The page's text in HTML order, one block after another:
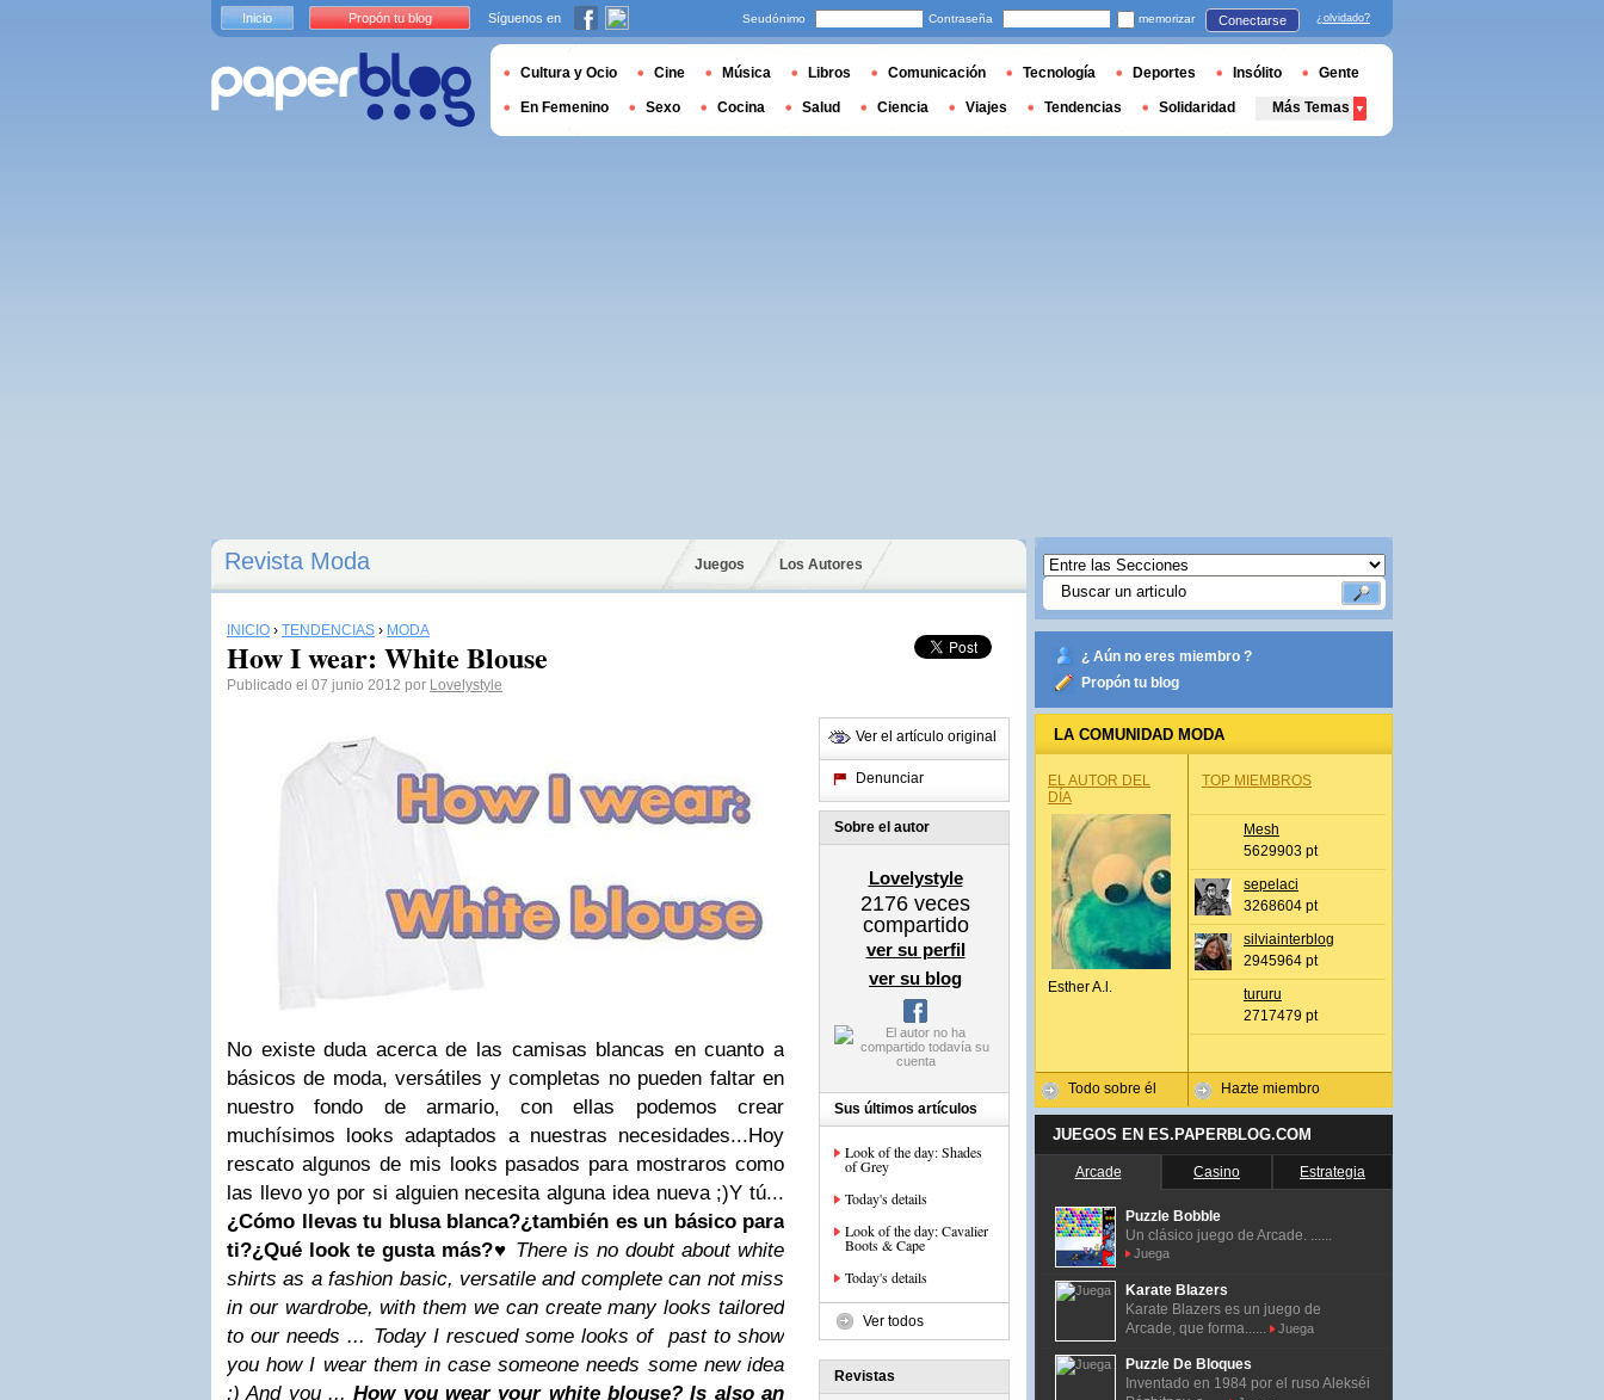
Revista Moda Juegos Los Autores
INICIO › TENDENCIAS › MODA
How I wear: White Blouse
Publicado el 07 junio 2012 por Lovelystyle
No existe duda acerca de las camisas blancas en cuanto a
básicos de moda, versátiles y completas no pueden faltar en
nuestro fondo de armario, con ellas podemos crear
muchísimos looks adaptados a nuestras necesidades...Hoy
rescato algunos de mis looks pasados para mostraros como
las llevo yo por si alguien necesita alguna idea nueva ;)Y tú...
¿Cómo llevas tu blusa blanca?¿también es un básico para
ti?¿Qué look te gusta más?♥ There is no doubt about white
shirts as a fashion basic, versatile and complete can not miss
in our wardrobe, with them we can create many looks tailored
to our needs ... Today I rescued some looks of past to show
you how I wear them in case someone needs some new idea
;) And you ...How you wear your white blouse? Is also an
Ver el artículo original
Denunciar
Sobre el autor
Lovelystyle
2176 veces
compartido
ver su perfil
ver su blog
Sus últimos artículos
Look of the day: Shades
of Grey
Today's details
Look of the day: Cavalier
Boots & Cape
Today's details
Ver todos
Revistas
¿ Aún no eres miembro ?
Propón tu blog
LA COMUNIDAD MODA
EL AUTOR DEL
DÍA
Esther A.l.
Todo sobre él
TOP MIEMBROS
Mesh
5629903 pt
sepelaci
3268604 pt
silviainterblog
2945964 pt
tururu
2717479 pt
Hazte miembro
JUEGOS EN ES.PAPERBLOG.COM
Arcade Casino Estrategia
Puzzle Bobble
Un clásico juego de Arcade. ......
Juega
Karate Blazers
Karate Blazers es un juego de
Arcade, que forma......
Juega
Puzzle De Bloques
Inventado en 1984 por el ruso Alekséi
Inicio Propón tu blog Síguenos en Seudónimo Contraseña memorizar Conectarse ¿olvidado?
Cultura y Ocio Cine Música Libros Comunicación Tecnología Deportes Insólito Gente
En Femenino Sexo Cocina Salud Ciencia Viajes Tendencias Solidaridad Más Temas